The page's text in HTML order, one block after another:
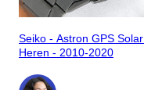
Seiko - Astron GPS
Heren - 2010-2020